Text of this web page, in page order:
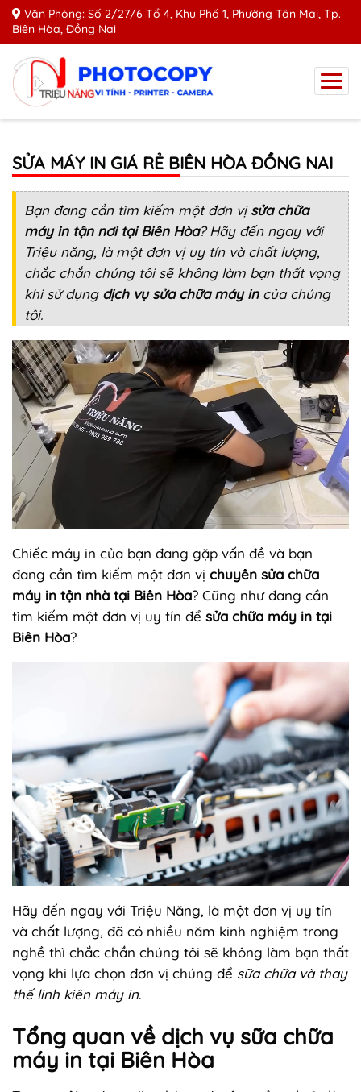
Văn Phòng: Số 2/27/6 Tổ 4, Khu Phố 1, Phường Tân Mai, Tp.
Biên Hòa, Đồng Nai
SỬA MÁY IN GIÁ RẺ BIÊN HÒA ĐỒNG NAI
Bạn đang cần tìm kiếm một đơn vịsửa chữa
máy in tận nơi tại Biên Hòa? Hãy đến ngay với
Triệu năng, là một đơn vị uy tín và chất lượng,
chắc chắn chúng tôi sẽ không làm bạn thất vọng
khi sử dụng dịch vụ sửa chữa máy incủa chúng
tôi.
Chiếc máy in của bạn đang gặp vấn đề và bạn
đang cần tìm kiếm một đơn vị chuyên sửa chữa
máy in tận nhà tại Biên Hòa? Cũng như đang cần
tìm kiếm một đơn vị uy tín để sửa chữa máy in tại
Biên Hòa?
Hãy đến ngay với Triệu Năng, là một đơn vị uy tín
và chất lượng, đã có nhiều năm kinh nghiệm trong
nghề thì chắc chắn chúng tôi sẽ không làm bạn thất
vọng khi lựa chọn đơn vị chúng để sữa chữa và thay
thế linh kiên máy in.
Tổng quan về dịch vụ sữa chữa
máy in tại Biên Hòa